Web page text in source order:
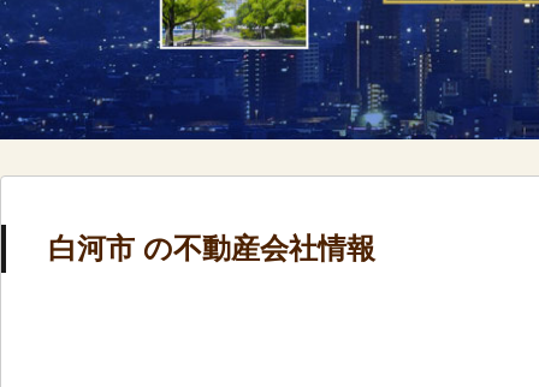
白河市 の不動産会社情報